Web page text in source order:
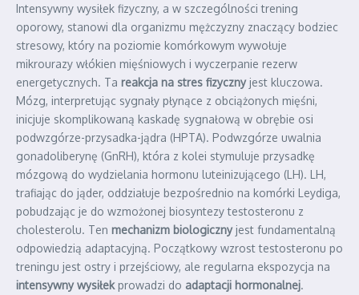
Intensywny wysiłek fizyczny, a w szczególności trening
oporowy, stanowi dla organizmu mężczyzny znaczący bodziec
stresowy, który na poziomie komórkowym wywołuje
mikrourazy włókien mięśniowych i wyczerpanie rezerw
energetycznych. Ta reakcja na stres fizycznyjest kluczowa.
Mózg, interpretując sygnały płynące z obciążonych mięśni,
inicjuje skomplikowaną kaskadę sygnałową w obrębie osi
podwzgórze-przysadka-jądra (HPTA). Podwzgórze uwalnia
gonadoliberynę (GnRH), która z kolei stymuluje przysadkę
mózgową do wydzielania hormonu luteinizującego (LH). LH,
trafiając do jąder, oddziałuje bezpośrednio na komórki Leydiga,
pobudzając je do wzmożonej biosyntezy testosteronu z
cholesterolu. Ten mechanizm biologicznyjest fundamentalną
odpowiedzią adaptacyjną. Początkowy wzrost testosteronu po
treningu jest ostry i przejściowy, ale regularna ekspozycja na
intensywny wysiłekprowadzi do adaptacji hormonalnej.